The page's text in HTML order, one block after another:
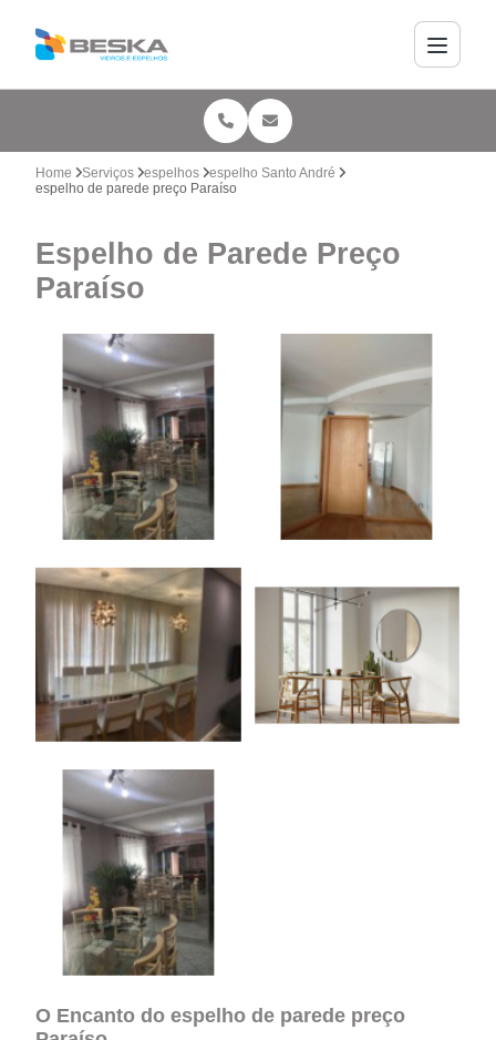
Home Serviços espelhos
espelho Santo André
espelho de parede preço Paraíso
Espelho de Parede Preço
Paraíso
O Encanto do espelho de parede preço